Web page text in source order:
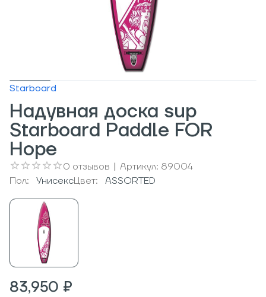
Starboard
Надувная доска sup
Starboard Paddle FOR
Hope
0 отзывов | Артикул: 89004
Пол:
УнисексЦвет: ASSORTED
83,950 ₽